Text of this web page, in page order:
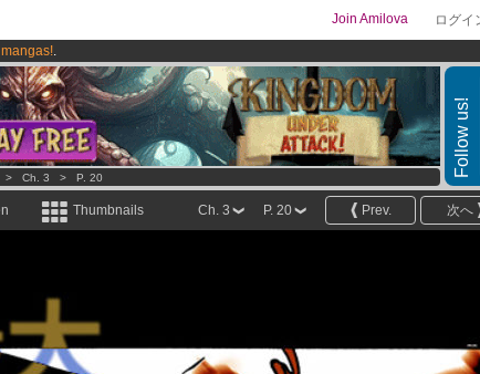
ログイ
Join Amilova
.
!Get membership now
Follow us!
> Ch. 3 > P. 20
Thumbnails 次へ
Prev.
P. 20
Ch. 3